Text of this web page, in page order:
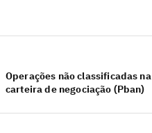
Operações não classificadas na
carteira de negociação (Pban)